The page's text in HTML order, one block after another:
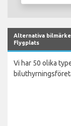
Alternativa
Flygplats
Vi har 50 olika